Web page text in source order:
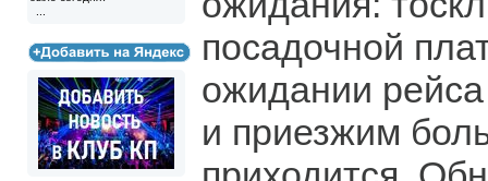
посадочной
ожидании
и приезжим